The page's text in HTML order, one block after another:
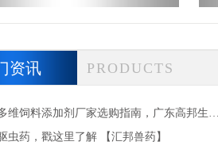
资讯 PRODUCTS
维饲料添加剂厂家选购指南，广东高邦生物
析。
虫药，戳这里了解 【汇邦兽药】